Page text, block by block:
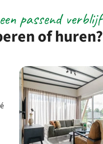
of huren?
passend verblijf